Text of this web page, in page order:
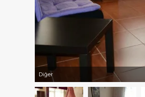
Diğer